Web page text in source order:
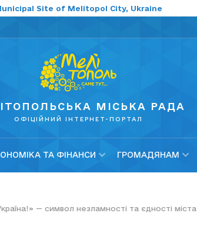
Site of Melitopol City, Ukraine
МІСЬКА РАДА
ОФІЦІЙНИЙ ІНТЕРНЕТ-ПОРТАЛ
ТА ФІНАНСИ ГРОМАДЯНАМ
— символ незламності та єдності міста